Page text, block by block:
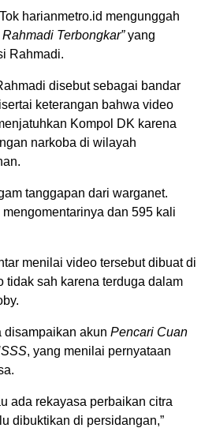
harianmetro.id mengunggah
Rahmadi Terbongkar”yang
Rahmadi.
disebut sebagai bandar
keterangan bahwa video
Kompol DK karena
narkoba di wilayah
tanggapan dari warganet.
dan 595 kali
menilai video tersebut dibuat di
tidak sah karena terduga dalam
disampaikan akun Pencari Cuan
, yang menilai pernyataan
ada rekayasa perbaikan citra
dibuktikan di persidangan,”